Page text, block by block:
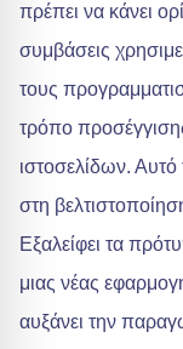
πρέπει να κάνει
συμβάσεις
τους
τρόπο
ιστοσελίδων. Αυτό
στη
Εξαλείφει τα
μιας νέας
αυξάνει την